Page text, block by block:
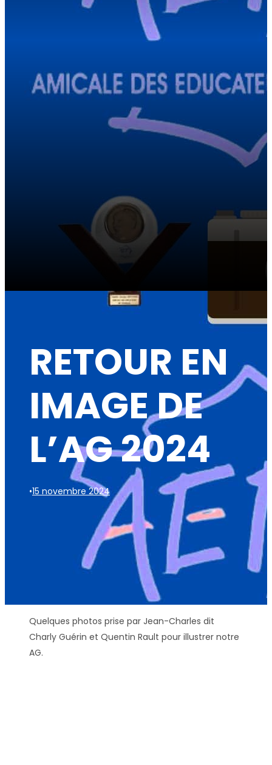
RETOUR EN
IMAGE DE
L’AG 2024
•15 novembre 2024
Quelques photos prise par Jean-Charles dit
Charly Guérin et Quentin Rault pour illustrer notre
AG.